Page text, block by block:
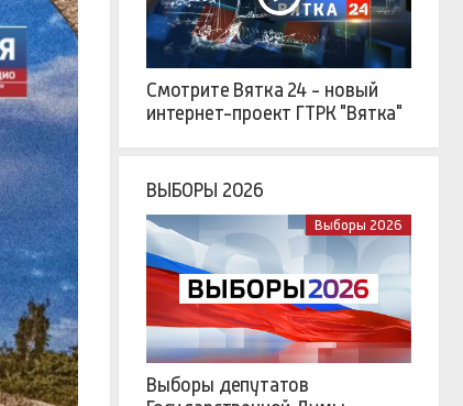
Смотрите Вятка 24 - новый
интернет-проект ГТРК "Вятка"
ВЫБОРЫ 2026
Выборы 2026
Выборы депутатов